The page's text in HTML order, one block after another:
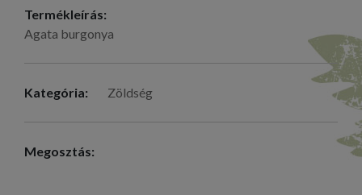
Termékleírás:
Agata burgonya
Kategória: Zöldség
Megosztás: